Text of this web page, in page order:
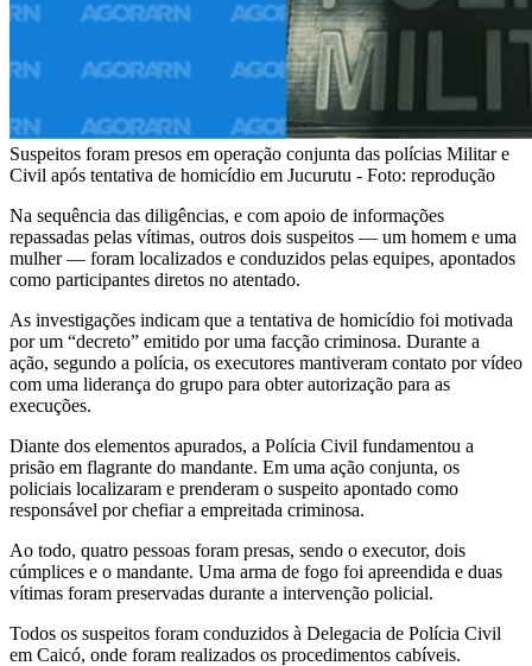
Suspeitos foram presos em operação conjunta das polícias Militar e
Civil após tentativa de homicídio em Jucurutu - Foto: reprodução
Na sequência das diligências, e com apoio de informações
repassadas pelas vítimas, outros dois suspeitos — um homem e uma
mulher — foram localizados e conduzidos pelas equipes, apontados
como participantes diretos no atentado.
As investigações indicam que a tentativa de homicídio foi motivada
por um “decreto” emitido por uma facção criminosa. Durante a
ação, segundo a polícia, os executores mantiveram contato por vídeo
com uma liderança do grupo para obter autorização para as
execuções.
Diante dos elementos apurados, a Polícia Civil fundamentou a
prisão em flagrante do mandante. Em uma ação conjunta, os
policiais localizaram e prenderam o suspeito apontado como
responsável por chefiar a empreitada criminosa.
Ao todo, quatro pessoas foram presas, sendo o executor, dois
cúmplices e o mandante. Uma arma de fogo foi apreendida e duas
vítimas foram preservadas durante a intervenção policial.
Todos os suspeitos foram conduzidos à Delegacia de Polícia Civil
em Caicó, onde foram realizados os procedimentos cabíveis.